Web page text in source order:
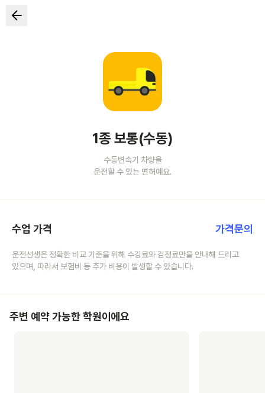
1종 보통(수동)
수동변속기 차량을
운전할 수 있는 면허예요.
수업 가격 가격문의
운전선생은 정확한 비교 기준을 위해 수강료와 검정료만을 안내해 드리고
있으며, 따라서 보험비 등 추가 비용이 발생할 수 있습니다.
주변 예약 가능한 학원이에요